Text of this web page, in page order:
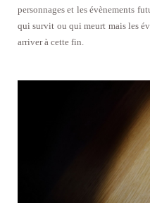
personnages et les évènements
qui survit ou qui meurt mais les
arriver à cette fin.